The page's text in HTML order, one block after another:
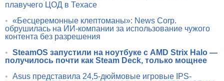
плавучего ЦОД в Техасе
• «Бесцеремонные клептоманы»: News Corp.
обрушилась на ИИ-компании за использование чужого
контента без разрешения
• SteamOS запустили на ноутбуке с AMD Strix Halo —
получилось почти как Steam Deck, только мощнее
• Asus представила 24,5-дюймовые игровые IPS-